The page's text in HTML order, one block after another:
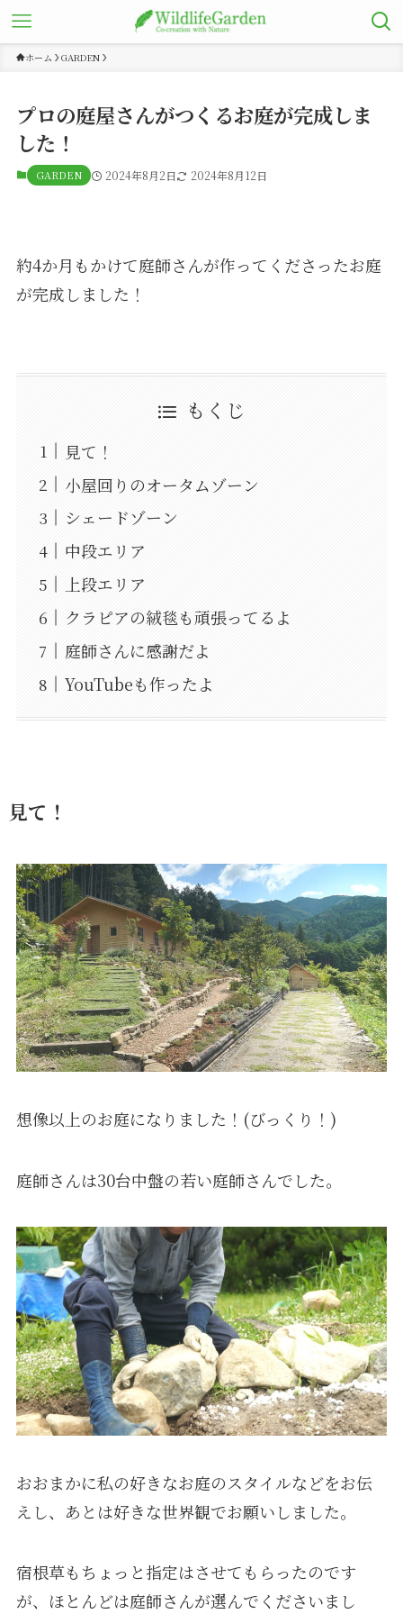
ホーム GARDEN
プロの庭屋さんがつくるお庭が完成しま
した！
GARDEN 2024年8月2日 2024年8月12日
約4か月もかけて庭師さんが作ってくださったお庭
が完成しました！
もくじ
見て！
小屋回りのオータムゾーン
シェードゾーン
中段エリア
上段エリア
クラピアの絨毯も頑張ってるよ
庭師さんに感謝だよ
YouTubeも作ったよ
見て！
想像以上のお庭になりました！(びっくり！)
庭師さんは30台中盤の若い庭師さんでした。
おおまかに私の好きなお庭のスタイルなどをお伝
えし、あとは好きな世界観でお願いしました。
宿根草もちょっと指定はさせてもらったのです
が、ほとんどは庭師さんが選んでくださいまし